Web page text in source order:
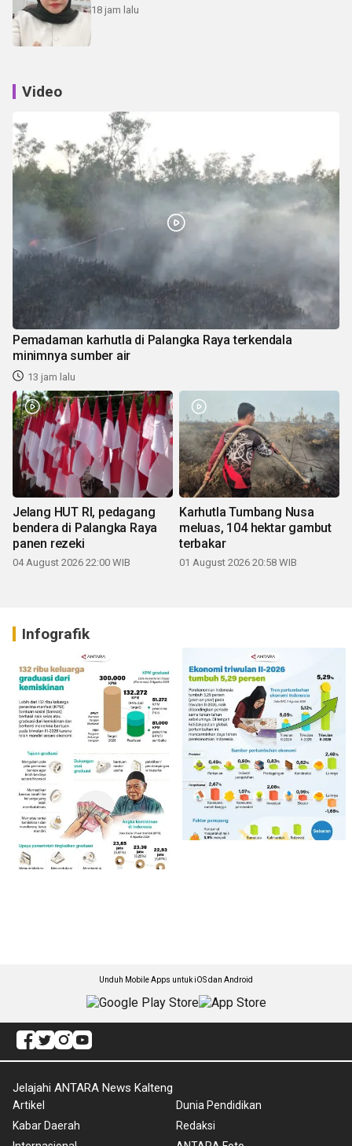
18 jam lalu
Video
Pemadaman karhutla di Palangka Raya terkendala
minimnya sumber air
13 jam lalu
Jelang HUT RI, pedagang
bendera di Palangka Raya
panen rezeki
04 August 2026 22:00 WIB
Karhutla Tumbang Nusa
meluas, 104 hektar gambut
terbakar
01 August 2026 20:58 WIB
Infografik
Unduh Mobile Apps untuk iOS dan Android
Jelajahi ANTARA News Kalteng
Artikel
Kabar Daerah
Dunia Pendidikan
Redaksi